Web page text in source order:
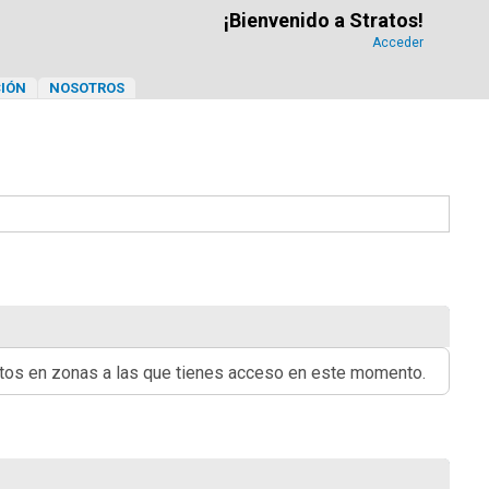
¡Bienvenido a Stratos!
Acceder
NOSOTROS
en zonas a las que tienes acceso en este momento.